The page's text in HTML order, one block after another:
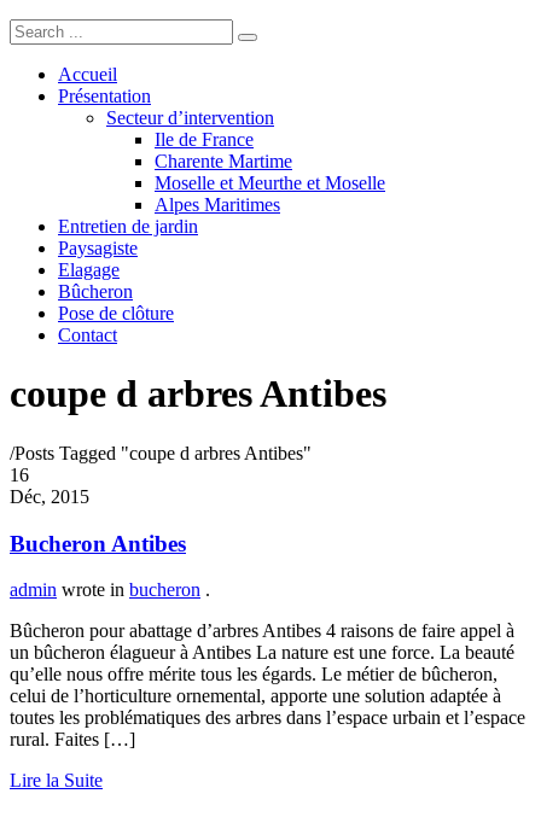
Accueil
Présentation
Secteur d’intervention
Ile de France
Charente Martime
Moselle et Meurthe et Moselle
Alpes Maritimes
Entretien de jardin
Paysagiste
Elagage
Bûcheron
Pose de clôture
Contact
coupe d arbres Antibes
/Posts Tagged "coupe d arbres Antibes"
16
Déc, 2015
Bucheron Antibes
admin wrote in bucheron .
Bûcheron pour abattage d’arbres Antibes 4 raisons de faire appel à
un bûcheron élagueur à Antibes La nature est une force. La beauté
qu’elle nous offre mérite tous les égards. Le métier de bûcheron,
celui de l’horticulture ornemental, apporte une solution adaptée à
toutes les problématiques des arbres dans l’espace urbain et l’espace
rural. Faites […]
Lire la Suite